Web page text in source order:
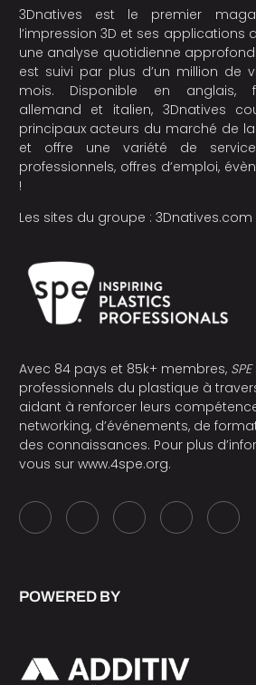
3Dnatives est le premier
l’impression 3D et ses applications
une analyse quotidienne
est suivi par plus d’un million de
mois. Disponible en anglais,
allemand et italien, 3Dnatives
principaux acteurs du marché de
et offre une variété de
professionnels, offres d’emploi,
!
Les sites du groupe : 3Dnatives.com
Avec 84 pays et 85k+ membres, SPE
professionnels du plastique à
aidant à renforcer leurs
networking, d’événements, de
des connaissances. Pour plus
vous sur www.4spe.org.
POWERED BY